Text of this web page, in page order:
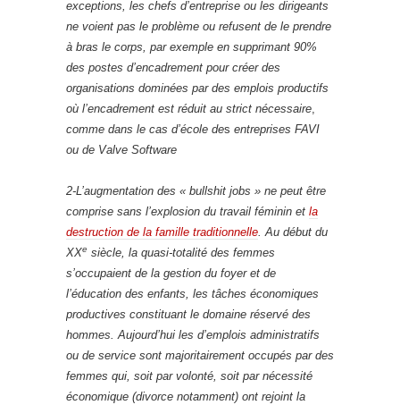
exceptions, les chefs d’entreprise ou les dirigeants
ne voient pas le problème ou refusent de le prendre
à bras le corps, par exemple en supprimant 90%
des postes d’encadrement pour créer des
organisations dominées par des emplois productifs
où l’encadrement est réduit au strict nécessaire
comme dans le cas d’école des entreprises FAVI
ou de Valve Software
2-L’augmentation des « bullshit jobs » ne peut être
comprise sans l’explosion du travail féminin et la
destruction de la famille traditionnelle Au début du
XXe siècle, la quasi-totalité des femmes
s’occupaient de la gestion du foyer et de
l’éducation des enfants, les tâches économiques
productives constituant le domaine réservé des
hommes. Aujourd’hui les d’emplois administratifs
ou de service sont majoritairement occupés par des
femmes qui, soit par volonté, soit par nécessité
économique (divorce notamment) ont rejoint la